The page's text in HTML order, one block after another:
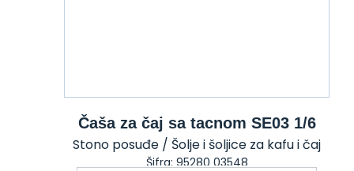
Čaša za čaj sa tacnom SE03 1/6
Stono posuđe / Šolje i šoljice za kafu i čaj
Šifra: 95280 03548